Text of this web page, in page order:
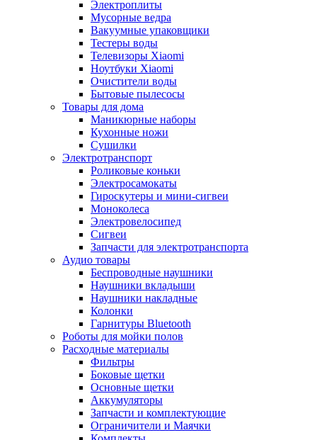
Электроплиты
Мусорные ведра
Вакуумные упаковщики
Тестеры воды
Телевизоры Xiaomi
Ноутбуки Xiaomi
Очистители воды
Бытовые пылесосы
Товары для дома
Маникюрные наборы
Кухонные ножи
Сушилки
Электротранспорт
Роликовые коньки
Электросамокаты
Гироскутеры и мини-сигвеи
Моноколеса
Электровелосипед
Сигвеи
Запчасти для электротранспорта
Аудио товары
Беспроводные наушники
Наушники вкладыши
Наушники накладные
Колонки
Гарнитуры Bluetooth
Роботы для мойки полов
Расходные материалы
Фильтры
Боковые щетки
Основные щетки
Аккумуляторы
Запчасти и комплектующие
Ограничители и Маячки